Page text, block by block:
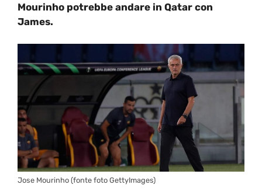
Mourinho potrebbe andare in Qatar con
James.
Jose Mourinho (fonte foto GettyImages)